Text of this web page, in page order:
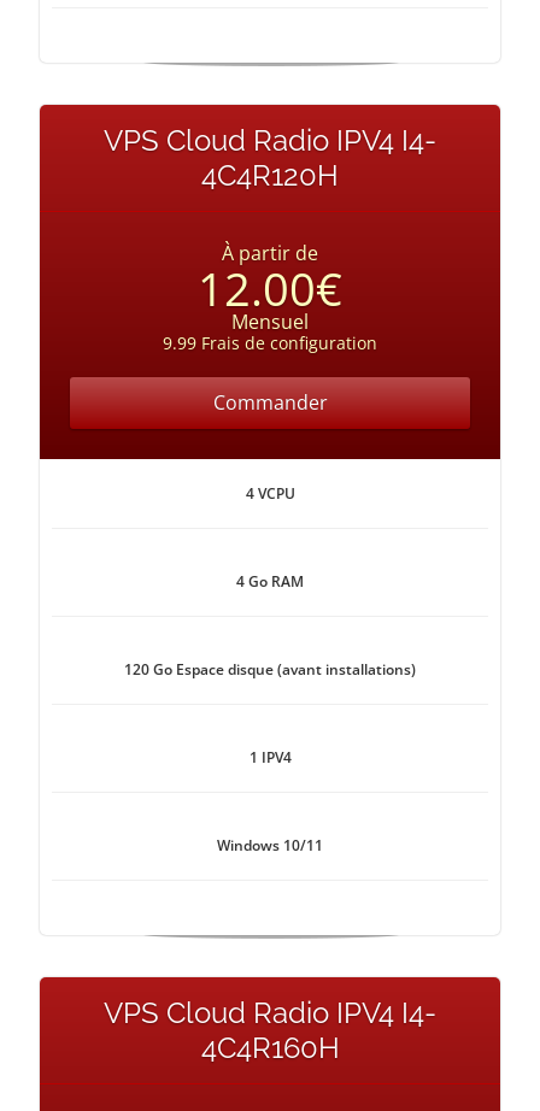
VPS Cloud Radio IPV4 I4-
4C4R120H
À partir de
12.00€
Mensuel
9.99 Frais de configuration
Commander
4 VCPU
4 Go RAM
120 Go Espace disque (avant installations)
1 IPV4
Windows 10/11
VPS Cloud Radio IPV4 I4-
4C4R160H